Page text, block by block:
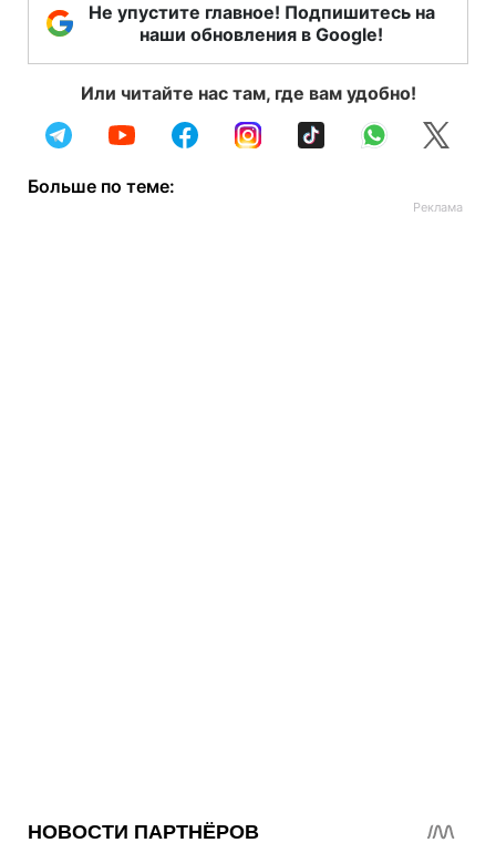
Не упустите главное! Подпишитесь на
наши обновления в Google!
Или читайте нас там, где вам удобно!
Больше по теме: